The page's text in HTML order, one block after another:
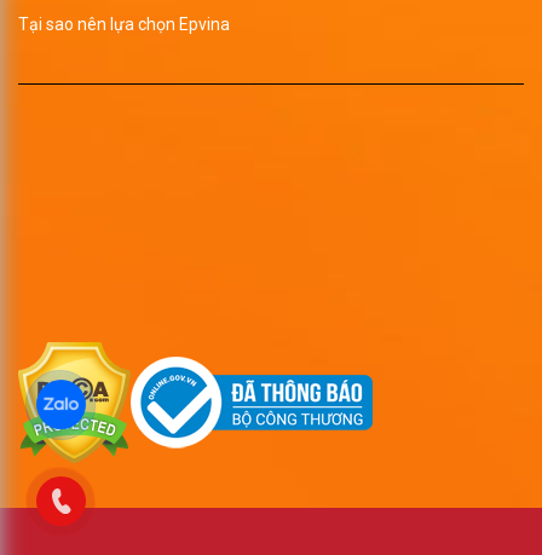
Tại sao nên lựa chọn Epvina